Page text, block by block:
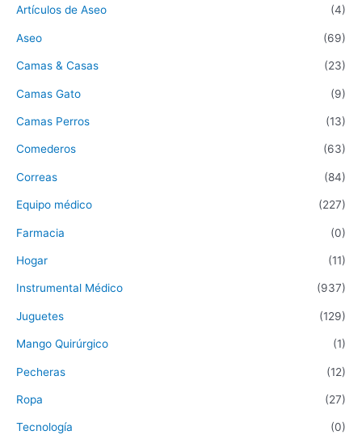
Artículos de Aseo (4)
Aseo (69)
Camas & Casas (23)
Camas Gato (9)
Camas Perros (13)
Comederos (63)
Correas (84)
Equipo médico (227)
Farmacia (0)
Hogar (11)
Instrumental Médico (937)
Juguetes (129)
Mango Quirúrgico (1)
Pecheras (12)
Ropa (27)
Tecnología (0)